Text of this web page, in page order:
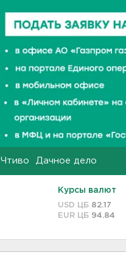
Чтиво Дачное дело
Курсы валют
USD ЦБ 82.17
EUR ЦБ 94.84